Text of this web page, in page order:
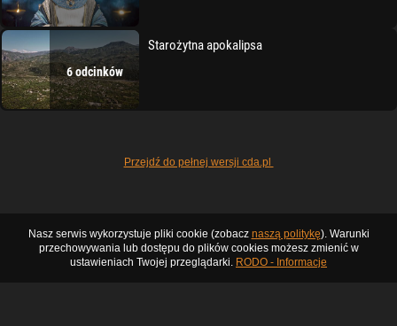
6 odcinków
Starożytna apokalipsa
Przejdź do pełnej wersji cda.pl
Nasz serwis wykorzystuje pliki cookie (zobacz naszą politykę). Warunki
przechowywania lub dostępu do plików cookies możesz zmienić w
ustawieniach Twojej przeglądarki. RODO - Informacje